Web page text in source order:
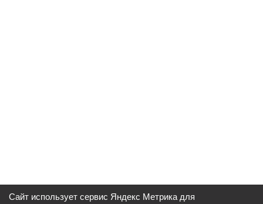
Сайт использует сервис Яндекс Метрика для